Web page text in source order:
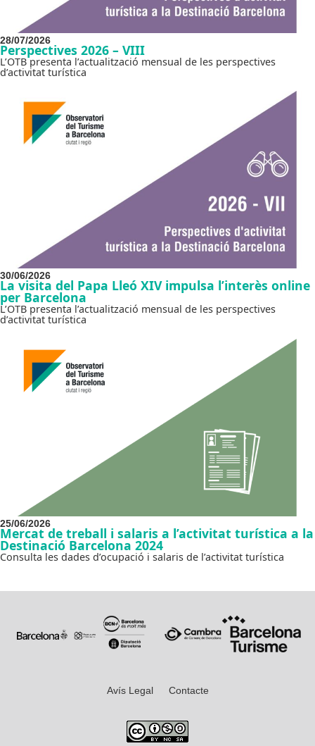
28/07/2026
Perspectives 2026 – VIII
L’OTB presenta l’actualització mensual de les perspectives
d’activitat turística
30/06/2026
La visita del Papa Lleó XIV impulsa l’interès online
per Barcelona
L’OTB presenta l’actualització mensual de les perspectives
d’activitat turística
25/06/2026
Mercat de treball i salaris a l’activitat turística a la
Destinació Barcelona 2024
Consulta les dades d’ocupació i salaris de l’activitat turística
Avís Legal Contacte